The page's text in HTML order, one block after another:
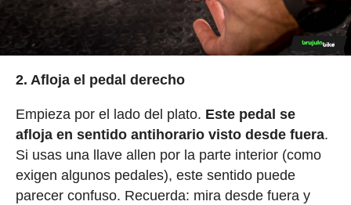
2. Afloja el pedal derecho
Empieza por el lado del plato. Este pedal se
afloja en sentido antihorario visto desde fuera.
Si usas una llave allen por la parte interior (como
exigen algunos pedales), este sentido puede
parecer confuso. Recuerda: mira desde fuera y